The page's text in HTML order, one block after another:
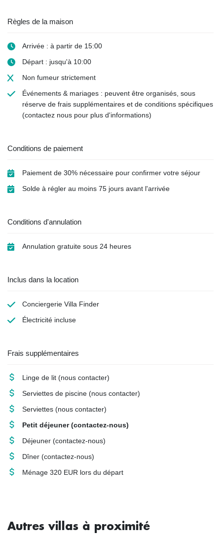
Règles de la maison
Arrivée : à partir de 15:00
Départ : jusqu'à 10:00
Non fumeur strictement
Événements & mariages : peuvent être organisés, sous
réserve de frais supplémentaires et de conditions spécifiques
(contactez nous pour plus d'informations)
Conditions de paiement
Paiement de 30% nécessaire pour confirmer votre séjour
Solde à régler au moins 75 jours avant l'arrivée
Conditions d'annulation
Annulation gratuite sous 24 heures
Inclus dans la location
Conciergerie Villa Finder
Électricité incluse
Frais supplémentaires
Linge de lit (nous contacter)
Serviettes de piscine (nous contacter)
Serviettes (nous contacter)
Petit déjeuner (contactez-nous)
Déjeuner (contactez-nous)
Dîner (contactez-nous)
Ménage 320 EUR lors du départ
Autres villas à proximité